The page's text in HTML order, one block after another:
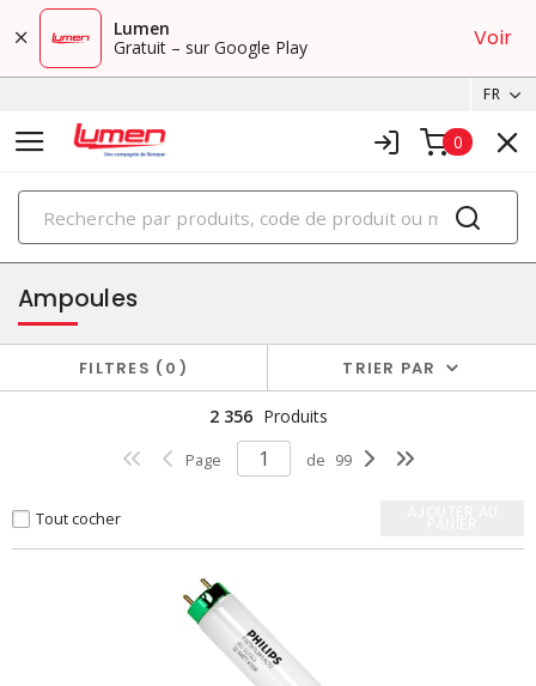
Lumen
Gratuit – sur Google Play
Voir
FR
0
PRODUITS
éclairage
Ampoules
FILTRES 0 TRIER PAR
2 356 Produits
Page de 99
Tout cocher